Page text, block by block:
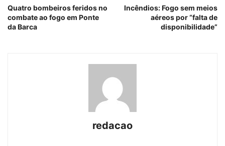
Quatro bombeiros feridos no
combate ao fogo em Ponte
da Barca
Incêndios: Fogo sem meios
aéreos por “falta de
disponibilidade”
redacao